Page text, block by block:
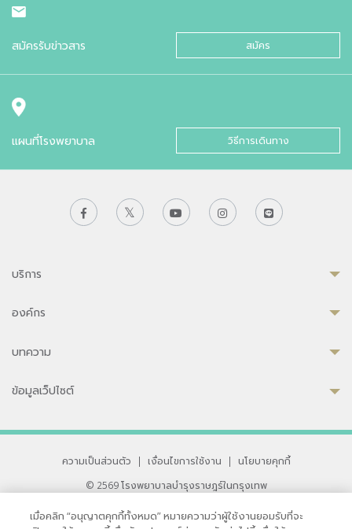
สมัครรับข่าวสาร สมัคร
แผนที่โรงพยาบาล วิธีการเดินทาง
บริการ
องค์กร
บทความ
ข้อมูลเว็ปไซต์
ความเป็นส่วนตัว | เงื่อนไขการใช้งาน |
นโยบายคุกกี้
© 2569 โรงพยาบาลบำรุงราษฎร์ในกรุงเทพ
เมื่อคลิก “อนุญาตคุกกี้ทั้งหมด” หมายความว่าผู้ใช้งานยอมรับที่จะ